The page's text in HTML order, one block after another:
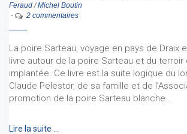
Feraud /Michel Boutin
-
2 commentaires
La poire Sarteau, voyage en pays de Draix
livre autour de la poire Sarteau et du terroir
implantée. Ce livre est la suite logique du
Claude Pelestor, de sa famille et de
promotion de la poire Sarteau blanche…
Lire la suite …